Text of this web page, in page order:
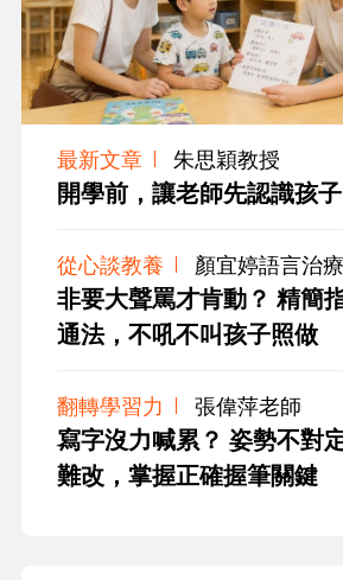
最新文章 朱思穎教授
開學前，讓老師先認識孩子
從心談教養 顏宜婷語言治
非要大聲罵才肯動？ 精簡
通法，不吼不叫孩子照做
翻轉學習力 張偉萍老師
寫字沒力喊累？ 姿勢不對
難改，掌握正確握筆關鍵